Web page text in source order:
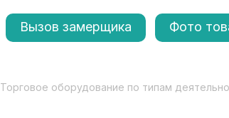
Вызов замерщика Фото
Торговое оборудование по типам